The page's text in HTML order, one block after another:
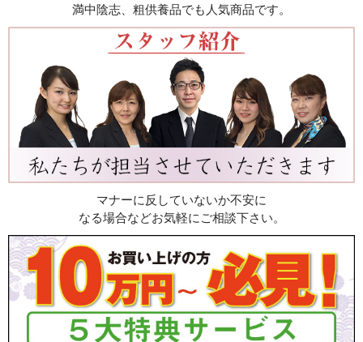
満中陰志、粗供養品でも人気商品です。
マナーに反していないか不安に
なる場合などお気軽にご相談下さい。